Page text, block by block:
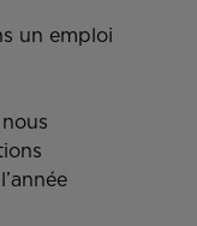
un emploi